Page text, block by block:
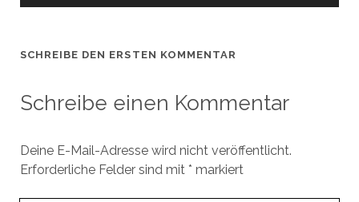
SCHREIBE DEN ERSTEN KOMMENTAR
Schreibe einen Kommentar
Deine E-Mail-Adresse wird nicht veröffentlicht.
Erforderliche Felder sind mit * markiert